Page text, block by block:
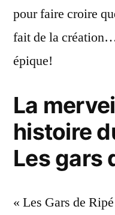
pour faire croire
fait de la
épique!
La
histoire
Les gars
« Les Gars de